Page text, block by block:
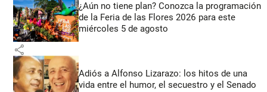
¿Aún no tiene plan? Conozca la programación
de la Feria de las Flores 2026 para este
miércoles 5 de agosto
share
Adiós a Alfonso Lizarazo: los hitos de una
vida entre el humor, el secuestro y el Senado